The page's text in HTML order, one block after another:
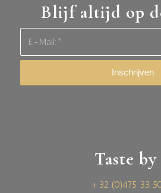
Blijf altijd op
Taste by
+32 (0)475 33